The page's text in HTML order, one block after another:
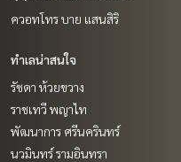
ควอทโทร บาย แสนสิริ
ทำเลน่าสนใจ
รัชดา ห้วยขวาง
ราชเทวี พญาไท
พัฒนาการ ศรีนครินทร์
นวมินทร์ รามอินทรา